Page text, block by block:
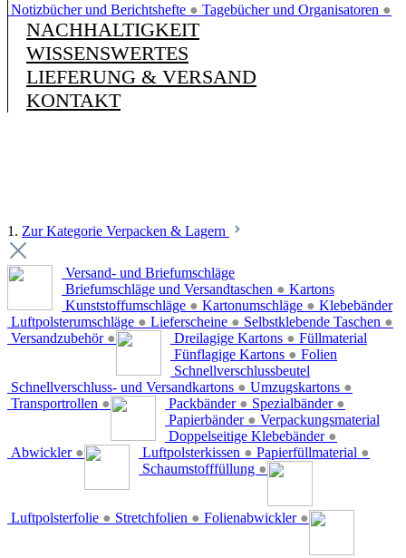
Notizbücher und Berichtshefte ● Tagebücher und Organisatoren ●
NACHHALTIGKEIT
WISSENSWERTES
LIEFERUNG & VERSAND
KONTAKT
1. Zur Kategorie Verpacken & Lagern
Versand- und Briefumschläge
Briefumschläge und Versandtaschen ●
Kunststoffumschläge ● Kartonumschläge ●
Luftpolsterumschläge ● Lieferscheine ● Selbstklebende Taschen ●
Versandzubehör ●
Kartons
Dreilagige Kartons ●
Fünflagige Kartons ●
Schnellverschluss- und Versandkartons ● Umzugskartons ●
Transportrollen ●
Klebebänder
Packbänder ● Spezialbänder ●
Papierbänder ●
Doppelseitige Klebebänder ●
Abwickler ●
Füllmaterial
Luftpolsterkissen ● Papierfüllmaterial ●
Schaumstofffüllung ●
Folien
Luftpolsterfolie ● Stretchfolien ● Folienabwickler ●
Schnellverschlussbeutel
Verpackungsmaterial